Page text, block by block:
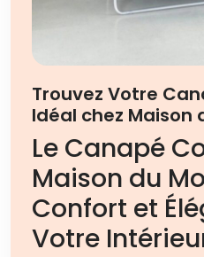
Trouvez Votre
Idéal chez Maison
Le Canapé
Maison du
Confort et
Votre